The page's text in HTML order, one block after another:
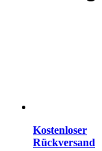
Kostenloser
Rückversand